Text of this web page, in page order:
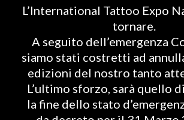
L’International Tattoo Expo
tornare.
A seguito dell’emergenza
siamo stati costretti ad
edizioni del nostro tanto
L’ultimo sforzo, sarà quello
la fine dello stato